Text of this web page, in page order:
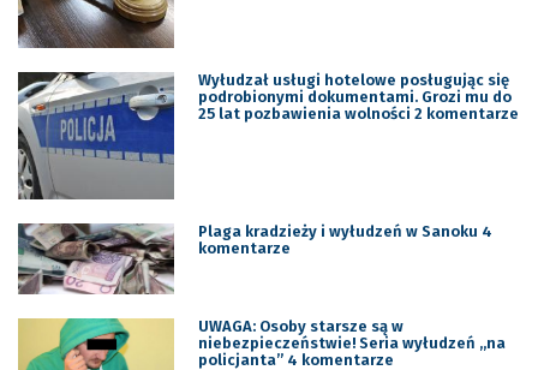
Wyłudzał usługi hotelowe posługując się
podrobionymi dokumentami. Grozi mu do
25 lat pozbawienia wolności 2 komentarze
Plaga kradzieży i wyłudzeń w Sanoku 4
komentarze
UWAGA: Osoby starsze są w
niebezpieczeństwie! Seria wyłudzeń ,,na
policjanta” 4 komentarze